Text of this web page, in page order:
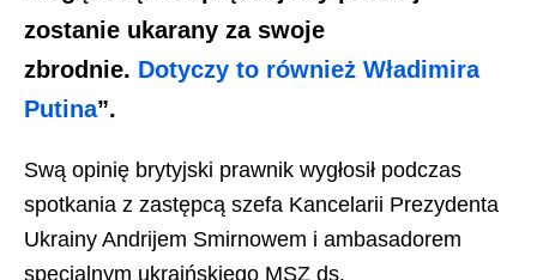
zostanie ukarany za swoje
zbrodnie. Dotyczy to również Władimira
Putina”.
Swą opinię brytyjski prawnik wygłosił podczas
spotkania z zastępcą szefa Kancelarii Prezydenta
Ukrainy Andrijem Smirnowem i ambasadorem
specjalnym ukraińskiego MSZ ds.